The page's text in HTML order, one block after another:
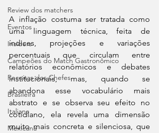
Review dos matchers
Eventos
⁠Insiders
Campeões do Match Gastronômico
Receitas dos Chefes
Brasileira
Italiana
Mexicana
A inflação costuma ser tratada como
uma linguagem técnica, feita de
índices, projeções e variações
percentuais que circulam entre
relatórios econômicos e debates
institucionais, mas, quando se
abandona esse vocabulário mais
abstrato e se observa seu efeito no
cotidiano, ela revela uma dimensão
muito mais concreta e silenciosa, que